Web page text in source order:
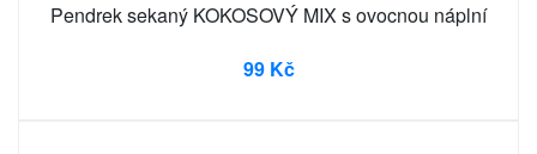
Pendrek sekaný KOKOSOVÝ MIX s ovocnou náplní
99 Kč